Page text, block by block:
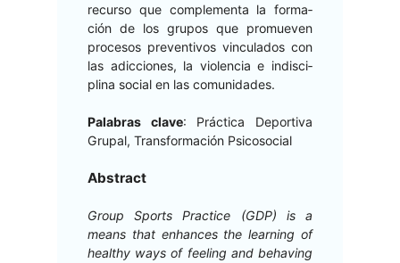
recur­so que com­ple­men­ta la for­ma­
ción de los gru­pos que pro­mueven
pro­ce­sos pre­ven­tivos vin­cu­la­dos con
las adic­ciones, la vio­len­cia e indis­ci­
plina social en las comunidades.
Pal­abras clave: Prác­ti­ca Deporti­va
Gru­pal, Trans­for­ma­ción Psicosocial
Abstract
Group Sports Prac­tice (GDP) is a
means that enhances the learn­ing of
healthy ways of feel­ing and behav­ing